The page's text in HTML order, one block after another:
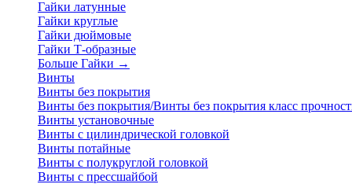
Гайки латунные
Гайки круглые
Гайки дюймовые
Гайки Т-образные
Больше Гайки →
Винты
Винты без покрытия
Винты без покрытия/Винты без покрытия класс
Винты установочные
Винты с цилиндрической головкой
Винты потайные
Винты с полукруглой головкой
Винты с прессшайбой